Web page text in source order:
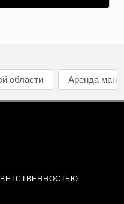
области Аренда